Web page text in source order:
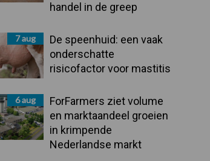
handel in de greep
7 aug
De speenhuid: een vaak
onderschatte
risicofactor voor mastitis
6 aug
ForFarmers ziet volume
en marktaandeel groeien
in krimpende
Nederlandse markt